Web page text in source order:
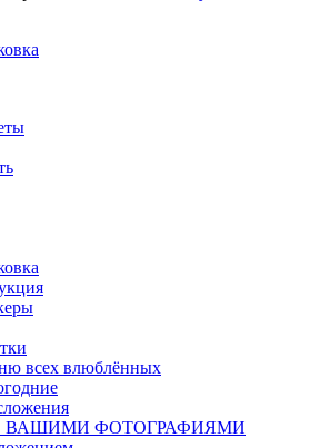
всех влюблённых
ВАШИМИ ФОТОГРАФИЯМИ